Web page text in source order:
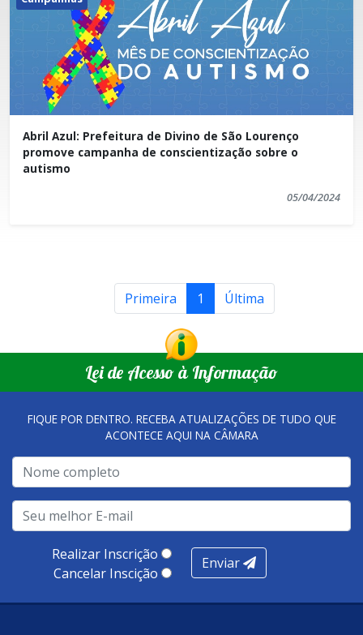
Abril Azul: Prefeitura de Divino de São Lourenço
promove campanha de conscientização sobre o
autismo
05/04/2024
Primeira 1 Última
Lei de Acesso à Informação
FIQUE POR DENTRO. RECEBA ATUALIZAÇÕES DE TUDO QUE
ACONTECE AQUI NA CÂMARA
Realizar Inscrição
Cancelar Inscição
Enviar